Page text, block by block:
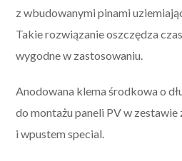
z wbudowanymi pinami
Takie rozwiązanie oszczędza
wygodne w zastosowaniu.
Anodowana klema środkowa o
do montażu paneli PV w zestawie
i wpustem special.